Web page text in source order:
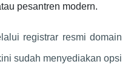
pesantren modern.
registrar resmi domain
sudah menyediakan opsi